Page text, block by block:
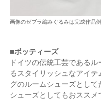
画像のゼブラ編みぐるみは完成作品例
■ボッティーズ
ドイツの伝統工芸である
るスタイリッシュなアイ
グのルームシューズとし
シューズとしてもおススメ